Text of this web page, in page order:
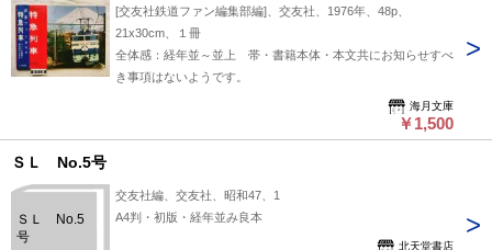
[交友社鉄道ファン編集部編]、交友社、1976年、48p、
21x30cm、１冊
全体感：経年並～並上 帯・書籍本体・本文共にお知らせすべ
き事項はないようです。
海月文庫
￥1,500
ＳＬ No.5号
ＳＬ No.5
号
交友社編、交友社、昭和47、1
A4判・初版・経年並み良本
北天堂書店